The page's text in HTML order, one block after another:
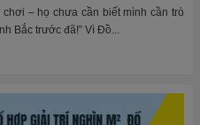
– họ chưa cần biết mình cần trò
Bắc trước đã!” Vì Đồ...